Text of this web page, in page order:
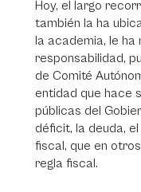
Hoy, el largo
también la ha
la academia, le
responsabilidad,
de Comité
entidad que hace
públicas del
déficit, la deuda,
fiscal, que en
regla fiscal.